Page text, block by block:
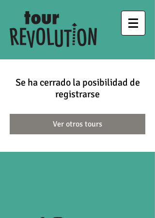
Se ha cerrado la posibilidad de
registrarse
Ver otros tours